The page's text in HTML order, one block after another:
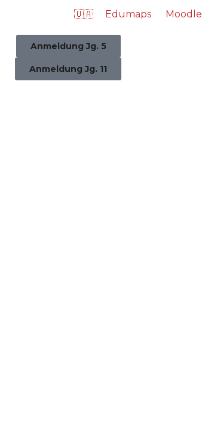
🇺🇦 Edumaps Moodle
Anmeldung Jg. 5
Anmeldung Jg. 11